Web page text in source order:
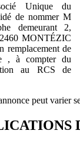
Unique du
de nommer M
demeurant 2,
MONTÉZIC
remplacement de
, à compter du
au RCS de
peut varier